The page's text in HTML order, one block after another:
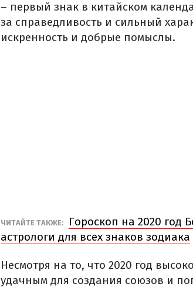
– первый знак в китайском
за справедливость и сильный
искренность и добрые помыслы.
ЧИТАЙТЕ ТАКЖЕ:
Гороскоп на 2020 год
астрологи для всех знаков зодиака
Несмотря на то, что 2020 год
удачным для создания союзов и